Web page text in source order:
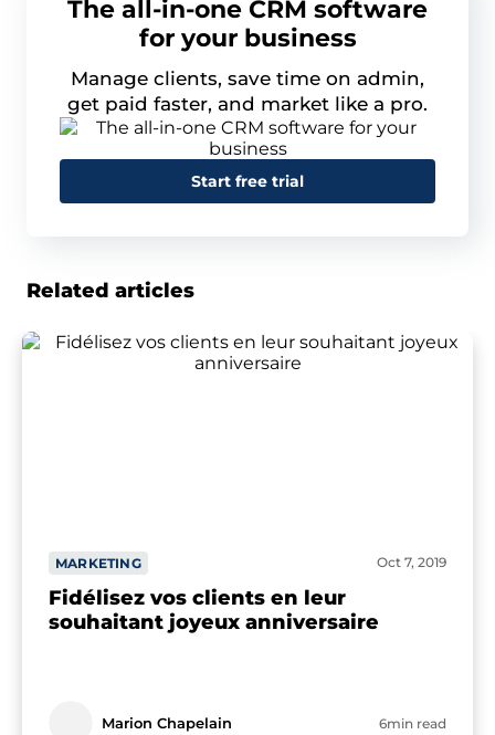
The all-in-one CRM software
for your business
Manage clients, save time on admin,
get paid faster, and market like a pro.
Start free trial
Related articles
MARKETING Oct 7, 2019
Fidélisez vos clients en leur
souhaitant joyeux anniversaire
Marion Chapelain 6min read